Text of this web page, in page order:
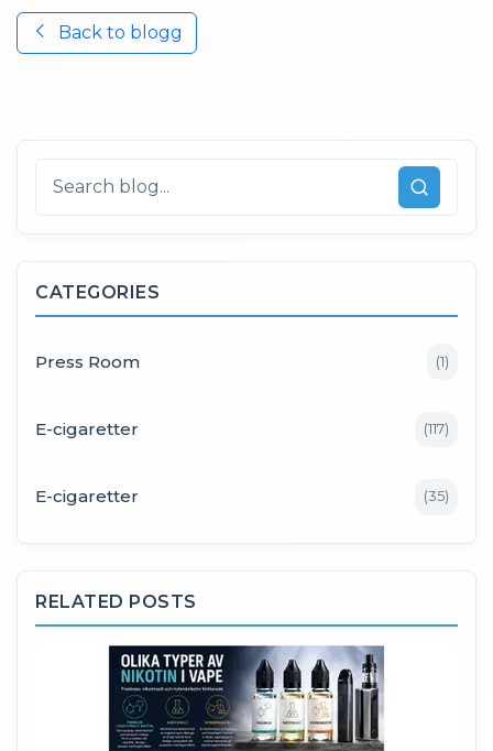
Back to blogg
CATEGORIES
Press Room (1)
E-cigaretter (117)
E-cigaretter (35)
RELATED POSTS